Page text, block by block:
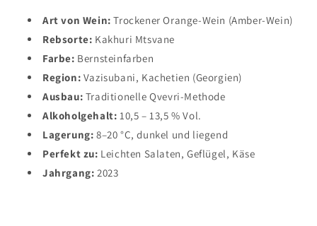
Art von Wein: Trockener Orange-Wein (Amber-Wein)
Rebsorte: Kakhuri Mtsvane
Farbe: Bernsteinfarben
Region: Vazisubani, Kachetien (Georgien)
Ausbau: Traditionelle Qvevri-Methode
Alkoholgehalt: 10,5 – 13,5 % Vol.
Lagerung: 8–20 °C, dunkel und liegend
Perfekt zu: Leichten Salaten, Geflügel, Käse
Jahrgang: 2023